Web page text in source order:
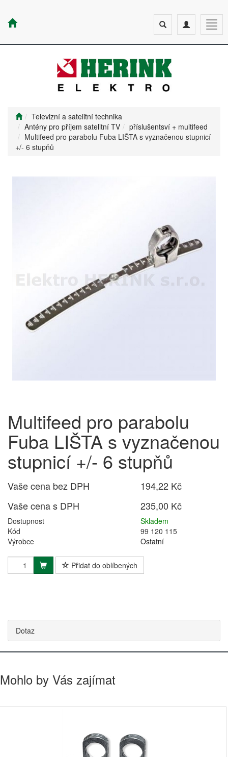
Toggle
navigation
Toggle
search
Televizní a satelitní technika
Antény pro příjem satelitní TV
příslušentsví + multifeed
Multifeed pro parabolu Fuba LIŠTA s vyznačenou stupnicí
+/- 6 stupňů
Multifeed pro parabolu
Fuba LIŠTA s vyznačenou
stupnicí +/- 6 stupňů
Vaše cena bez DPH
194,22 Kč
Vaše cena s DPH
235,00 Kč
Dostupnost
Skladem
Kód
99 120 115
Výrobce
Ostatní
Přidat do oblíbených
Dotaz
Mohlo by Vás zajímat